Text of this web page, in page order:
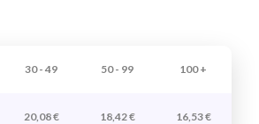
30 - 49 50 - 99 100 +
20,08€ 18,42€ 16,53€